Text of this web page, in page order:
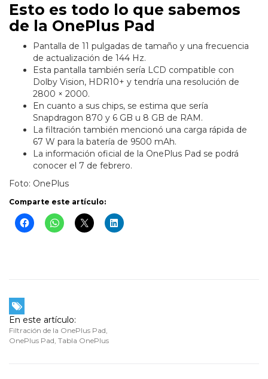
Esto es todo lo que sabemos
de la OnePlus Pad
Pantalla de 11 pulgadas de tamaño y una frecuencia
de actualización de 144 Hz.
Esta pantalla también sería LCD compatible con
Dolby Vision, HDR10+ y tendría una resolución de
2800 × 2000.
En cuanto a sus chips, se estima que sería
Snapdragon 870 y 6 GB u 8 GB de RAM.
La filtración también mencionó una carga rápida de
67 W para la batería de 9500 mAh.
La información oficial de la OnePlus Pad se podrá
conocer el 7 de febrero.
Foto: OnePlus
Comparte este artículo:
En este artículo:
Filtración de la OnePlus Pad,
OnePlus Pad, Tabla OnePlus